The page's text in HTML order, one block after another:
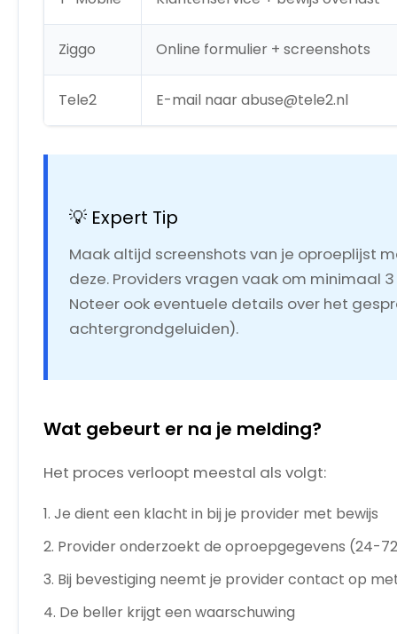
Ziggo Online formulier + screenshots
Tele2 E-mail naar abuse@tele2.nl
💡 Expert Tip
Maak altijd screenshots van je oproeplijst
deze. Providers vragen vaak om minimaal
Noteer ook eventuele details over het
achtergrondgeluiden).
Wat gebeurt er na je melding?
Het proces verloopt meestal als volgt:
Je dient een klacht in bij je provider met bewijs
Provider onderzoekt de oproepgegevens (24-
Bij bevestiging neemt je provider contact op
De beller krijgt een waarschuwing